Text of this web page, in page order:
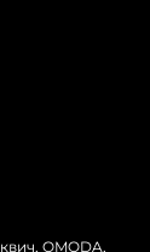
OMODA,